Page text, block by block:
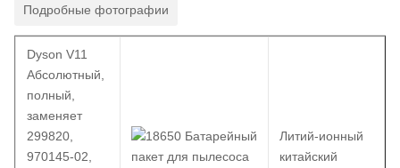
Подробные фотографии
Dyson V11
Абсолютный,
полный,
заменяет
299820,
970145-02,
Литий-ионный
китайский